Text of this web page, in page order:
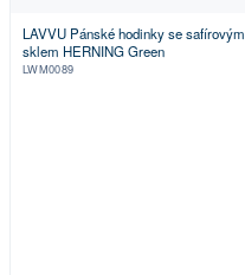
LAVVU Pánské hodinky se safírovým
sklem HERNING Green
LWM0089